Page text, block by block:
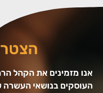
אנו מזמינים את הקהל
העוסקים בנושאי העשרה